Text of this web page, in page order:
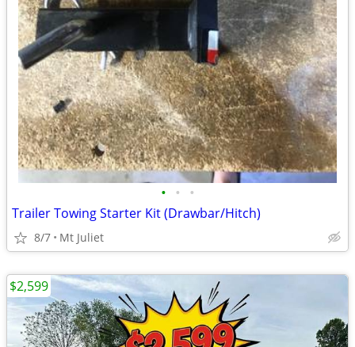
• • •
Trailer Towing Starter Kit (Drawbar/Hitch)
8/7 Mt Juliet
$2,599